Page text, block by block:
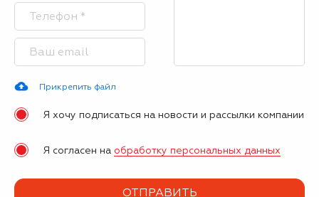
Прикрепить файл
Я хочу подписаться на новости и рассылки компании
Я согласен на обработку персональных данных